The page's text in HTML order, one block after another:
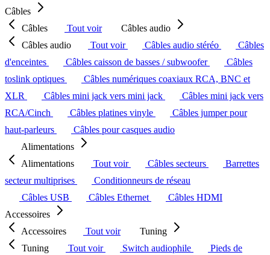
Câbles
Câbles
Tout voir
Câbles audio
Câbles audio
Tout voir Câbles audio stéréo
Câbles
d'enceintes
Câbles caisson de basses / subwoofer
Câbles
toslink optiques
Câbles numériques coaxiaux RCA, BNC et
XLR
Câbles mini jack vers mini jack
Câbles mini jack vers
RCA/Cinch
Câbles platines vinyle
Câbles jumper pour
haut-parleurs
Câbles pour casques audio
Alimentations
Alimentations
Tout voir Câbles secteurs
Barrettes
secteur multiprises
Conditionneurs de réseau
Câbles USB
Câbles Ethernet
Câbles HDMI
Accessoires
Accessoires
Tout voir
Tuning
Tuning
Tout voir Switch audiophile
Pieds de